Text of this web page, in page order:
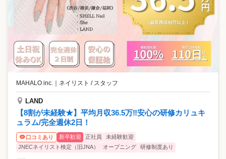
MAHALO inc. ｜ ネイリスト / スタッフ
LAND
【8割が未経験★】平均月収36.5万‼安心の研修カリュキ
ュラム/完全週休2日！
口コミあり 新卒歓迎 正社員
未経験歓迎
JNECネイリスト検定（旧JNA）
オープニング 研修制度あり